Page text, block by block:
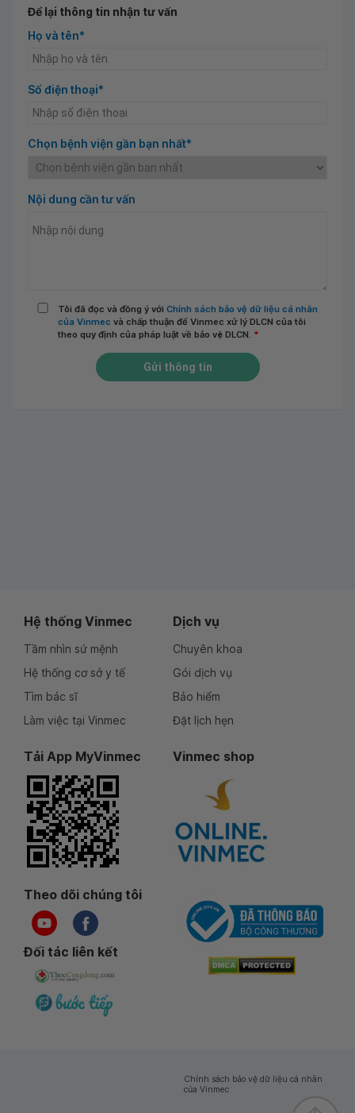
Để lại thông tin nhận tư vấn
Họ và tên*
Số điện thoại*
Chọn bệnh viện gần bạn nhất*
Nội dung cần tư vấn
Tôi đã đọc và đồng ý với Chính sách bảo vệ dữ liệu cá nhân
của Vinmec và chấp thuận để Vinmec xử lý DLCN của tôi
theo quy định của pháp luật về bảo vệ DLCN. *
Gửi thông tin
Hệ thống Vinmec
Tầm nhìn sứ mệnh
Hệ thống cơ sở y tế
Tìm bác sĩ
Làm việc tại Vinmec
Dịch vụ
Chuyên khoa
Gói dịch vụ
Bảo hiểm
Đặt lịch hẹn
Tải App MyVinmec Vinmec shop
Theo dõi chúng tôi
Đối tác liên kết
Chính sách bảo vệ dữ liệu cá nhân
của Vinmec